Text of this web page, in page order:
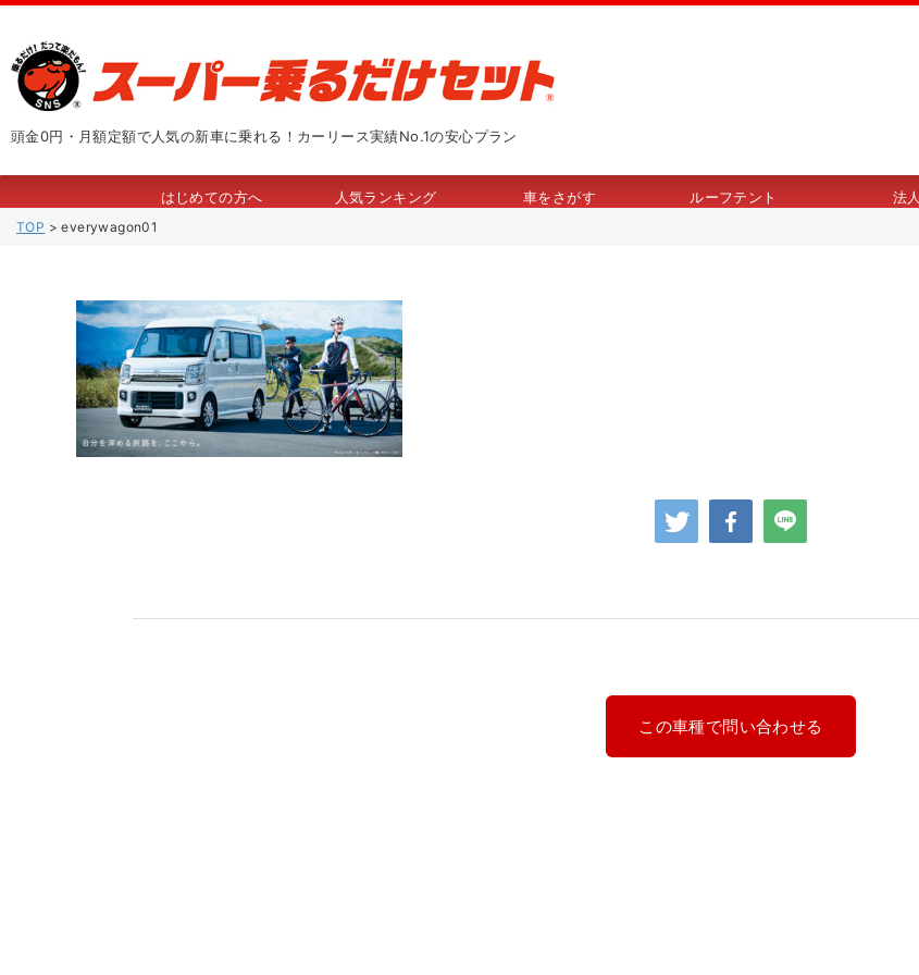
頭金0円・月額定額で人気の新車に乗れる！カーリース実績No.1の安心プラン
はじめての方へ 人気ランキング 車をさがす ルーフテント 法人
TOP >everywagon01
この車種で問い合わせる